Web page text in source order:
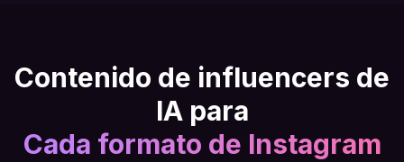
Contenido de influencers de
IA para
Cada formato de Instagram